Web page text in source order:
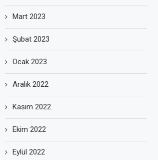
Mart 2023
Şubat 2023
Ocak 2023
Aralık 2022
Kasım 2022
Ekim 2022
Eylül 2022